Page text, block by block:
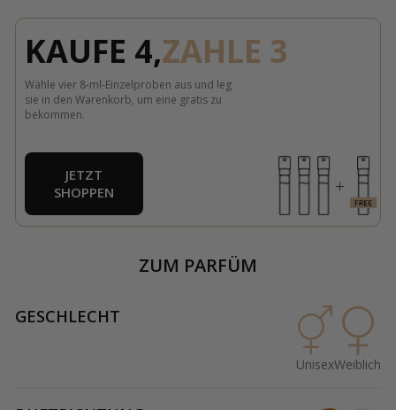
KAUFE 4,ZAHLE 3
Wähle vier 8-ml-Einzelproben aus und leg
sie in den Warenkorb, um eine gratis zu
bekommen.
JETZT
SHOPPEN
ZUM PARFÜM
GESCHLECHT
UnisexWeiblich